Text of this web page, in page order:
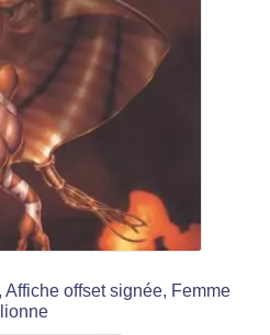
offset signée, Femme
lionne